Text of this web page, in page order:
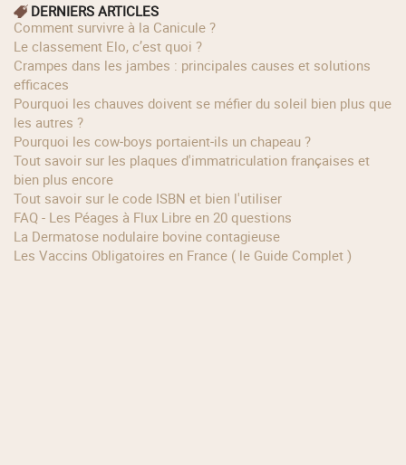
DERNIERS ARTICLES
Comment survivre à la Canicule ?
Le classement Elo, c’est quoi ?
Crampes dans les jambes : principales causes et solutions
efficaces
Pourquoi les chauves doivent se méfier du soleil bien plus que
les autres ?
Pourquoi les cow‑boys portaient‑ils un chapeau ?
Tout savoir sur les plaques d'immatriculation françaises et
bien plus encore
Tout savoir sur le code ISBN et bien l'utiliser
FAQ - Les Péages à Flux Libre en 20 questions
La Dermatose nodulaire bovine contagieuse
Les Vaccins Obligatoires en France ( le Guide Complet )